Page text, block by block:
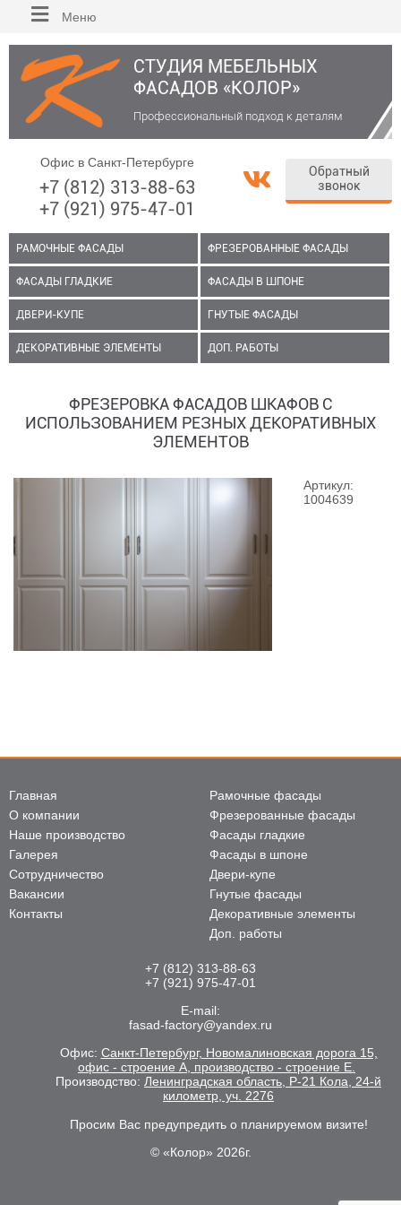
Меню
СТУДИЯ МЕБЕЛЬНЫХ
ФАСАДОВ «КОЛОР»
Профессиональный подход к деталям
Офис в Санкт-Петербурге
+7 (812) 313-88-63
+7 (921) 975-47-01
Обратный
звонок
РАМОЧНЫЕ ФАСАДЫ ФРЕЗЕРОВАННЫЕ ФАСАДЫ
ФАСАДЫ ГЛАДКИЕ ФАСАДЫ В ШПОНЕ
ДВЕРИ-КУПЕ ГНУТЫЕ ФАСАДЫ
ДЕКОРАТИВНЫЕ ЭЛЕМЕНТЫ ДОП. РАБОТЫ
ФРЕЗЕРОВКА ФАСАДОВ ШКАФОВ С
ИСПОЛЬЗОВАНИЕМ РЕЗНЫХ ДЕКОРАТИВНЫХ
ЭЛЕМЕНТОВ
Артикул:
1004639
Главная
О компании
Наше производство
Галерея
Сотрудничество
Вакансии
Контакты
Рамочные фасады
Фрезерованные фасады
Фасады гладкие
Фасады в шпоне
Двери-купе
Гнутые фасады
Декоративные элементы
Доп. работы
+7 (812) 313-88-63
+7 (921) 975-47-01
E-mail:
fasad-factory@yandex.ru
Офис: Санкт-Петербург, Новомалиновская дорога 15,
офис - строение А, производство - строение Е.
Производство: Ленинградская область, Р-21 Кола, 24-й
километр, уч. 2276
Просим Вас предупредить о планируемом визите!
© «Колор» 2026г.